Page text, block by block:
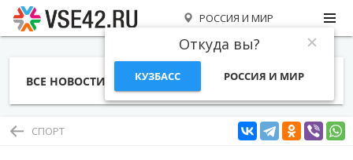
РОССИЯ И МИР
Откуда вы?
КУЗБАСС РОССИЯ И МИР
ВСЕ НОВОСТИ СТАТЬИ ТЕМЫ ФОТО
СПОРТ